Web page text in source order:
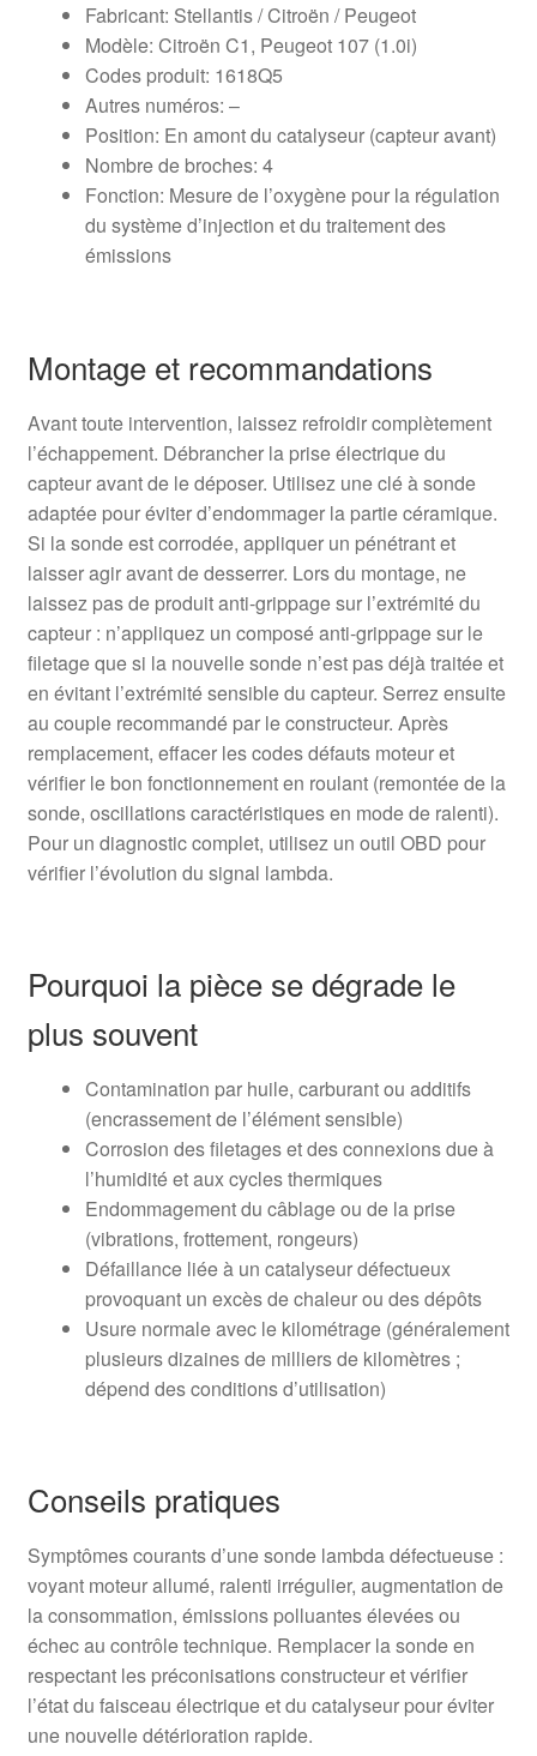
Fabricant: Stellantis / Citroën / Peugeot
Modèle: Citroën C1, Peugeot 107 (1.0i)
Codes produit: 1618Q5
Autres numéros: –
Position: En amont du catalyseur (capteur avant)
Nombre de broches: 4
Fonction: Mesure de l’oxygène pour la régulation
du système d’injection et du traitement des
émissions
Montage et recommandations
Avant toute intervention, laissez refroidir complètement
l’échappement. Débrancher la prise électrique du
capteur avant de le déposer. Utilisez une clé à sonde
adaptée pour éviter d’endommager la partie céramique.
Si la sonde est corrodée, appliquer un pénétrant et
laisser agir avant de desserrer. Lors du montage, ne
laissez pas de produit anti-grippage sur l’extrémité du
capteur : n’appliquez un composé anti-grippage sur le
filetage que si la nouvelle sonde n’est pas déjà traitée et
en évitant l’extrémité sensible du capteur. Serrez ensuite
au couple recommandé par le constructeur. Après
remplacement, effacer les codes défauts moteur et
vérifier le bon fonctionnement en roulant (remontée de la
sonde, oscillations caractéristiques en mode de ralenti).
Pour un diagnostic complet, utilisez un outil OBD pour
vérifier l’évolution du signal lambda.
Pourquoi la pièce se dégrade le
plus souvent
Contamination par huile, carburant ou additifs
(encrassement de l’élément sensible)
Corrosion des filetages et des connexions due à
l’humidité et aux cycles thermiques
Endommagement du câblage ou de la prise
(vibrations, frottement, rongeurs)
Défaillance liée à un catalyseur défectueux
provoquant un excès de chaleur ou des dépôts
Usure normale avec le kilométrage (généralement
plusieurs dizaines de milliers de kilomètres ;
dépend des conditions d’utilisation)
Conseils pratiques
Symptômes courants d’une sonde lambda défectueuse :
voyant moteur allumé, ralenti irrégulier, augmentation de
la consommation, émissions polluantes élevées ou
échec au contrôle technique. Remplacer la sonde en
respectant les préconisations constructeur et vérifier
l’état du faisceau électrique et du catalyseur pour éviter
une nouvelle détérioration rapide.